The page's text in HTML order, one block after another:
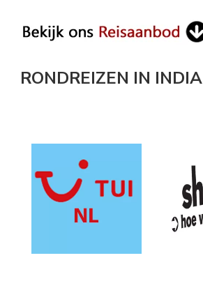
RONDREIZEN IN INDIA